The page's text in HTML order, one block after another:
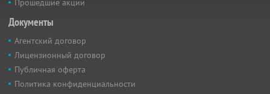
Прошедшие акции
Документы
Агентский договор
Лицензионный договор
Публичная оферта
Политика конфиденциальности